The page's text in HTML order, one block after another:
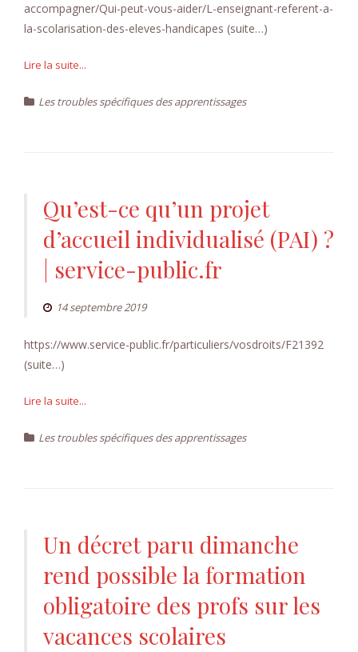
accompagner/Qui-peut-vous-aider/L-enseignant-referent-a-
la-scolarisation-des-eleves-handicapes (suite…)
Lire la suite...
Les troubles spécifiques des apprentissages
Qu’est-ce qu’un projet
d’accueil individualisé (PAI) ?
| service-public.fr
14 septembre 2019
https://www.service-public.fr/particuliers/vosdroits/F21392
(suite…)
Lire la suite...
Les troubles spécifiques des apprentissages
Un décret paru dimanche
rend possible la formation
obligatoire des profs sur les
vacances scolaires